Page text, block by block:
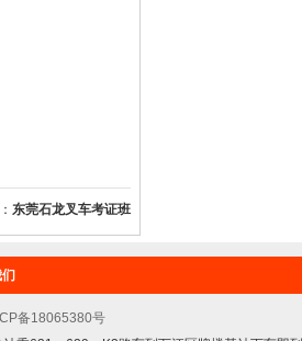
东莞石龙叉车考证班
备18065380号